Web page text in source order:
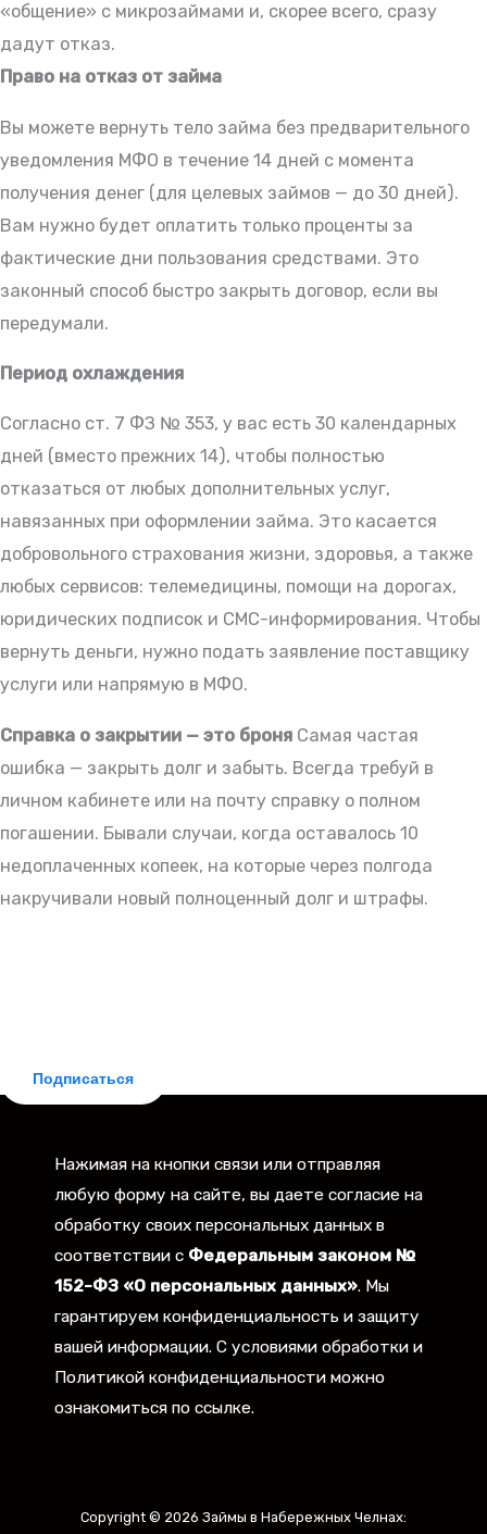
«общение» с микрозаймами и, скорее всего, сразу
дадут отказ.
Право на отказ от займа
Вы можете вернуть тело займа без предварительного
уведомления МФО в течение 14 дней с момента
получения денег (для целевых займов — до 30 дней).
Вам нужно будет оплатить только проценты за
фактические дни пользования средствами. Это
законный способ быстро закрыть договор, если вы
передумали.
Период охлаждения
Согласно ст. 7 ФЗ № 353, у вас есть 30 календарных
дней (вместо прежних 14), чтобы полностью
отказаться от любых дополнительных услуг,
навязанных при оформлении займа. Это касается
добровольного страхования жизни, здоровья, а также
любых сервисов: телемедицины, помощи на дорогах,
юридических подписок и СМС-информирования. Чтобы
вернуть деньги, нужно подать заявление поставщику
услуги или напрямую в МФО.
Справка о закрытии — это броня Самая частая
ошибка — закрыть долг и забыть. Всегда требуй в
личном кабинете или на почту справку о полном
погашении. Бывали случаи, когда оставалось 10
недоплаченных копеек, на которые через полгода
накручивали новый полноценный долг и штрафы.
Подписаться
Нажимая на кнопки связи или отправляя
любую форму на сайте, вы даете согласие на
обработку своих персональных данных в
соответствии с Федеральным законом №
152-ФЗ «О персональных данных». Мы
гарантируем конфиденциальность и защиту
вашей информации. С условиями обработки и
Политикой конфиденциальности можно
ознакомиться по ссылке.
Copyright © 2026 Займы в Набережных Челнах: